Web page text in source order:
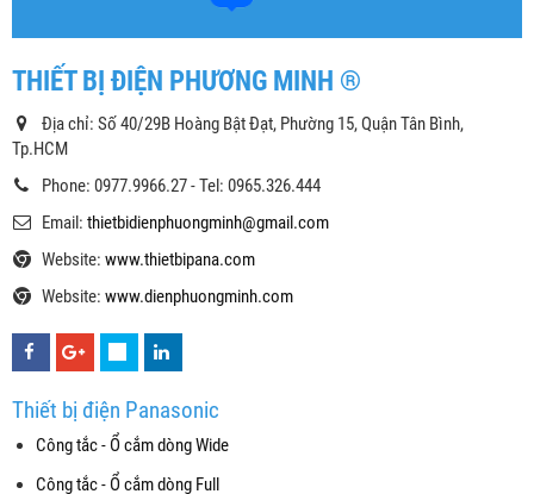
THIẾT BỊ ĐIỆN PHƯƠNG MINH ®
Địa chỉ: Số 40/29B Hoàng Bật Đạt, Phường 15, Quận Tân Bình,
Tp.HCM
Phone: 0977.9966.27 - Tel: 0965.326.444
Email: thietbidienphuongminh@gmail.com
Website: www.thietbipana.com
Website: www.dienphuongminh.com
Thiết bị điện Panasonic
Công tắc - Ổ cắm dòng Wide
Công tắc - Ổ cắm dòng Full